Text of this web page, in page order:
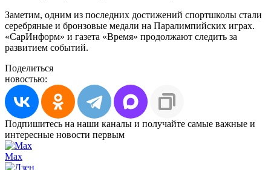
Заметим, одним из последних достижений спортшколы стали
серебряные и бронзовые медали на Паралимпийских играх.
«СарИнформ» и газета «Время» продолжают следить за
развитием событий.
Поделиться
новостью:
Подпишитесь на наши каналы и получайте самые важные и
интересные новости первым
Max